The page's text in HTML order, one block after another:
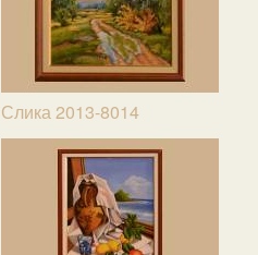
Слика 2013-8014